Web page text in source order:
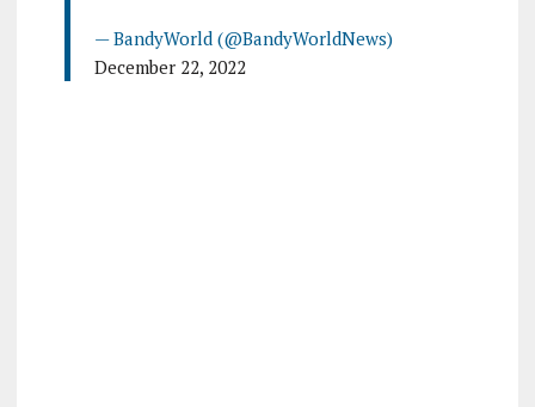
— BandyWorld (@BandyWorldNews)
December 22, 2022